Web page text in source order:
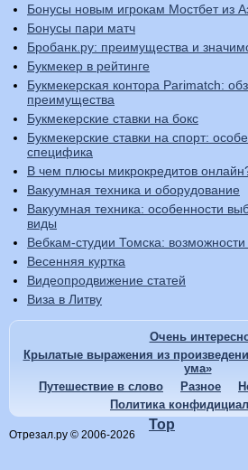
Бонусы новым игрокам Мостбет из
Бонусы пари матч
Бробанк.ру: преимущества и
Букмекер в рейтинге
Букмекерская контора Parimatch:
преимущества
Букмекерские ставки на бокс
Букмекерские ставки на спорт:
специфика
В чем плюсы микрокредитов
Вакуумная техника и оборудование
Вакуумная техника: особенности
виды
Вебкам-студии Томска:
Весенняя куртка
Видеопродвижение статей
Виза в Литву
Очень
Крылатые выражения из
ума»
Путешествие в слово
Разное
Политика
Отрезал.ру © 2006-2026
Top